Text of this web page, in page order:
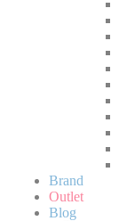
Brand
Outlet
Blog